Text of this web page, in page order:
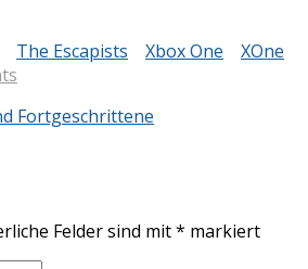
The Escapists Xbox One
XOne
Fortgeschrittene
Felder sind mit* markiert